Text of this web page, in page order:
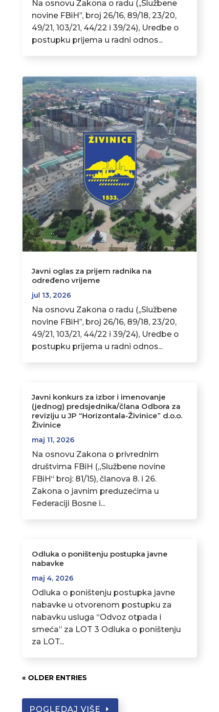
Na osnovu Zakona o radu (,,Službene
novine FBiH’’, broj 26/16, 89/18, 23/20,
49/21, 103/21, 44/22 i 39/24), Uredbe o
postupku prijema u radni odnos...
Javni oglas za prijem radnika na
određeno vrijeme
jul 13, 2026
Na osnovu Zakona o radu (,,Službene
novine FBiH’’, broj 26/16, 89/18, 23/20,
49/21, 103/21, 44/22 i 39/24), Uredbe o
postupku prijema u radni odnos...
Javni konkurs za izbor i imenovanje
(jednog) predsjednika/člana Odbora za
reviziju u JP “Horizontala-Živinice” d.o.o.
Živinice
maj 11, 2026
Na osnovu Zakona o privrednim
društvima FBiH („Službene novine
FBiH“ broj: 81/15), članova 8. i 26.
Zakona o javnim preduzećima u
Federaciji Bosne i...
Odluka o poništenju postupka javne
nabavke
maj 4, 2026
Odluka o poništenju postupka javne
nabavke u otvorenom postupku za
nabavku usluga “Odvoz otpada i
smeća” za LOT 3 Odluka o poništenju
za LOT...
« OLDER ENTRIES
POGLEDAJ VIŠE